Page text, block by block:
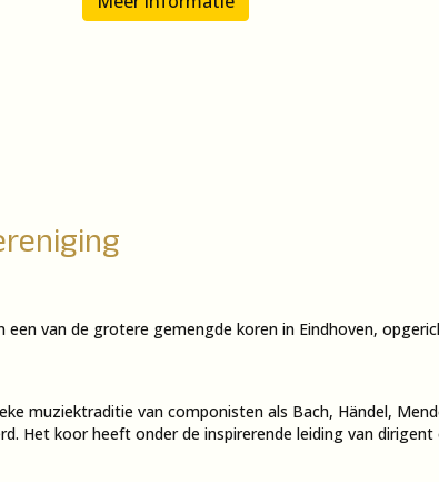
van de grotere gemengde koren in Eindhoven,
muziektraditie van componisten als Bach, Händel,
Het koor heeft onder de inspirerende leiding van